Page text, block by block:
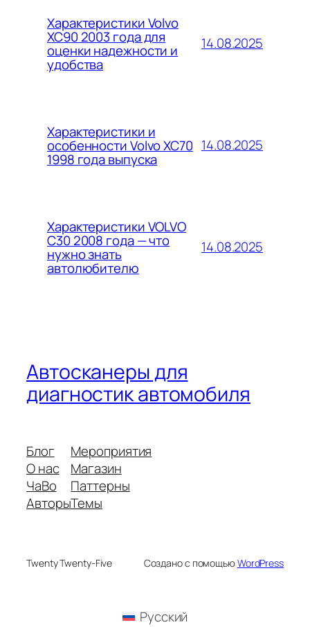
Характеристики Volvo
XC90 2003 года для
оценки надежности и
удобства
14.08.2025
Характеристики и
особенности Volvo XC70
1998 года выпуска
14.08.2025
Характеристики VOLVO
C30 2008 года — что
нужно знать
автолюбителю
14.08.2025
Автосканеры для
диагностик автомобиля
Блог
О нас
ЧаВо
Авторы
Мероприятия
Магазин
Паттерны
Темы
Twenty Twenty-Five Создано с помощьюWordPress
Русский